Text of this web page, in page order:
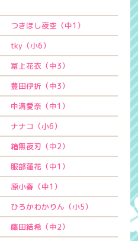
つきほし夜空（中1）
tky（小6）
冨上花衣（中3）
豊田伊折（中3）
中溝愛奈（中1）
ナナコ（小6）
箱無夜刃（中2）
服部蓮花（中1）
原小春（中1）
ひろかわかりん（小5）
藤田結希（中2）